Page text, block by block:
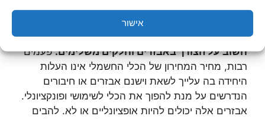
אישור
בלקוחות ואחריות. זכור, החברה שעומדת מאחורי
המוצרים שלה היא החברה הראויה לכסף שלך.
חשוב על הצורך באבזרים וחלקים משלימים:פעמים
רבות, מחיר המחירון של הכלי החשמלי אינו העלות
היחידה בה עלייך לשאת וישנם אבזרים או חיבורים
הנדרשים על מנת להפוך את הכלי לשימושי ופונקציונלי.
אבזרים אלה יכולים להיות אופציונליים או לא. להבים